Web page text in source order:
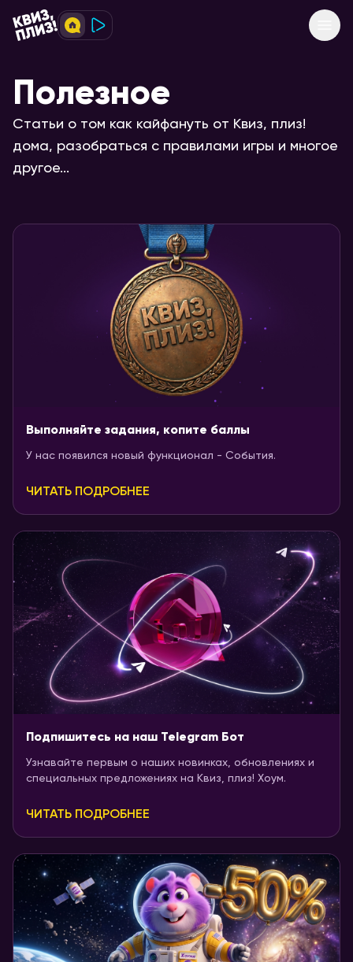
Полезное
Статьи о том как кайфануть от Квиз, плиз!
дома, разобраться с правилами игры и многое
другое...
Выполняйте задания, копите баллы
У нас появился новый функционал - События.
ЧИТАТЬ ПОДРОБНЕЕ
Подпишитесь на наш Telegram Бот
Узнавайте первым о наших новинках, обновлениях и
специальных предложениях на Квиз, плиз! Хоум.
ЧИТАТЬ ПОДРОБНЕЕ